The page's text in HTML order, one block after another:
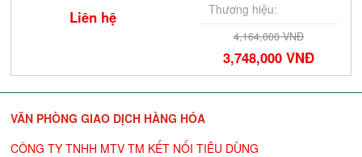
Liên hệ
Thương hiệu:
4,164,000 VNĐ
3,748,000 VNĐ
VĂN PHÒNG GIAO DỊCH HÀNG HÓA
CÔNG TY TNHH MTV TM KẾT NỐI TIÊU DÙNG